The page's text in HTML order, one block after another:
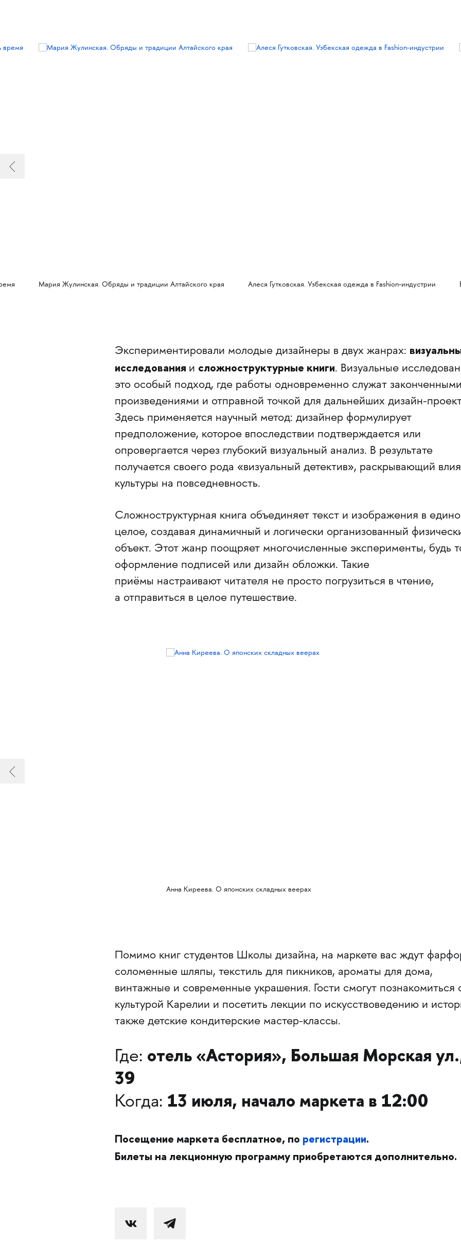
Мария Жулинская. Обряды и традиции Алтайского края Алеся Гутковская. Узбекская одежда в Fashion-индустрии
Экспериментировали молодые дизайнеры в двух жанрах:
исследования и сложноструктурные книги. Визуальные
это особый подход, где работы одновременно служат законченными
произведениями и отправной точкой для дальнейших дизайн-
Здесь применяется научный метод: дизайнер формулирует
предположение, которое впоследствии подтверждается или
опровергается через глубокий визуальный анализ. В результате
получается своего рода «визуальный детектив», раскрывающий
культуры на повседневность.
Сложноструктурная книга объединяет текст и изображения в
целое, создавая динамичный и логически организованный
объект. Этот жанр поощряет многочисленные эксперименты, будь
оформление подписей или дизайн обложки. Такие
приёмы настраивают читателя не просто погрузиться в чтение,
а отправиться в целое путешествие.
Анна Киреева. О японских складных веерах
Помимо книг студентов Школы дизайна, на маркете вас ждут
соломенные шляпы, текстиль для пикников, ароматы для дома,
винтажные и современные украшения. Гости смогут познакомиться
культурой Карелии и посетить лекции по искусствоведению и
также детские кондитерские мастер-классы.
Где: отель «Астория», Большая Морская
39
Когда: 13 июля, начало маркета в 12:00
Посещение маркета бесплатное, по регистрации.
Билеты на лекционную программу приобретаются дополнительно.